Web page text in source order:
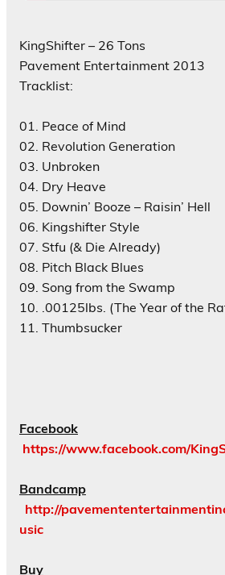
KingShifter – 26 Tons
Pavement Entertainment 2013
Tracklist:
01. Peace of Mind
02. Revolution Generation
03. Unbroken
04. Dry Heave
05. Downin’ Booze – Raisin’ Hell
06. Kingshifter Style
07. Stfu (& Die Already)
08. Pitch Black Blues
09. Song from the Swamp
10. .00125lbs. (The Year of the
11. Thumbsucker
Facebook -
https://www.facebook.com/
Bandcamp -
http://
usic
Buy -